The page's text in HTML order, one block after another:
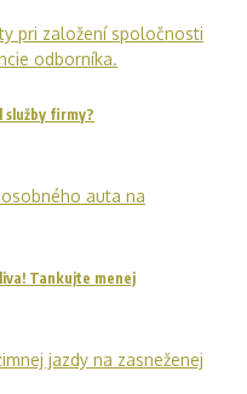
služby firmy?
Tankujte menej